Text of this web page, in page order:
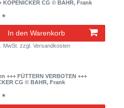
KÖPENICKER CG © BAHR, Frank
*
In den Warenkorb
MwSt. zzgl.Versandkosten
+++ FÜTTERN VERBOTEN +++
CG © BAHR, Frank
*